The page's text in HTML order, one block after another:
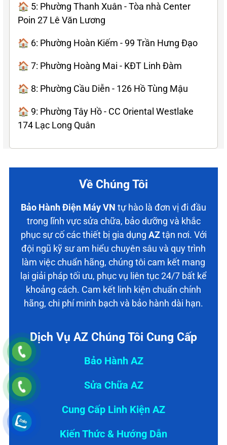
🏠 5: Phường Thanh Xuân - Tòa nhà Center
Poin 27 Lê Văn Lương
🏠 6: Phường Hoàn Kiếm - 99 Trần Hưng Đạo
🏠 7: Phường Hoàng Mai - KĐT Linh Đàm
🏠 8: Phường Cầu Diễn - 126 Hồ Tùng Mậu
🏠 9: Phường Tây Hồ - CC Oriental Westlake
174 Lạc Long Quân
Về Chúng Tôi
Bảo Hành Điện Máy VN tự hào là đơn vị đi đầu
trong lĩnh vực sửa chữa, bảo dưỡng và khắc
phục sự cố các thiết bị gia dụng AZtận nơi. Với
đội ngũ kỹ sư am hiểu chuyên sâu và quy trình
làm việc chuẩn hãng, chúng tôi cam kết mang
lại giải pháp tối ưu, phục vụ liên tục 24/7 bất kể
khoảng cách. Cam kết linh kiện chuẩn chính
hãng, chi phí minh bạch và bảo hành dài hạn.
Dịch Vụ AZ Chúng Tôi Cung Cấp
Bảo Hành AZ
Sửa Chữa AZ
Cung Cấp Linh Kiện AZ
Kiến Thức & Hướng Dẫn